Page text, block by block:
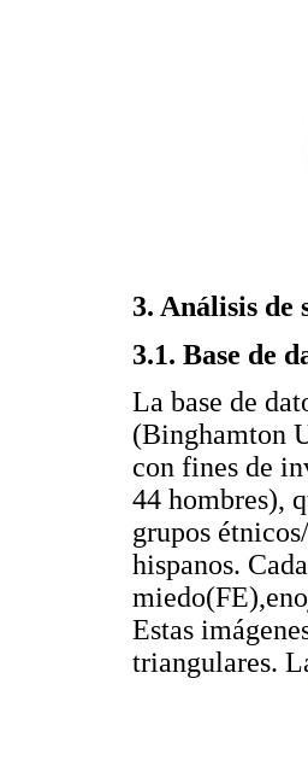
3. Análisis de
3.1. Base de
La base de
(Binghamton
con fines de
44 hombres),
grupos
hispanos.
Estas
triangulares.